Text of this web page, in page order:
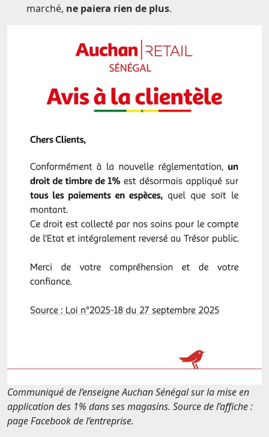
marché, ne paiera rien de plus.
Communiqué de l’enseigne Auchan Sénégal sur la mise en
application des 1% dans ses magasins. Source de l’affiche :
page Facebook de l’entreprise.